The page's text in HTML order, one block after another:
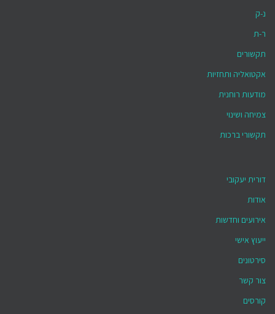
נ-ק
ר-ת
תקשורים
אקטואליה ותחזיות
מודעות רוחנית
צמיחה ושינוי
תקשורי ברכות
דורית יעקובי
אודות
אירועים וחדשות
ייעוץ אישי
סירטונים
צור קשר
קורסים